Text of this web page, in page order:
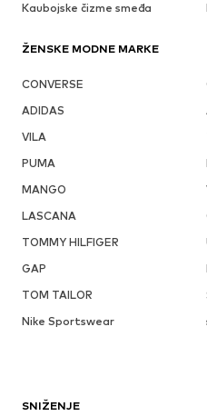
Kaubojske čizme smeđa
ŽENSKE MODNE MARKE
CONVERSE
ADIDAS
VILA
PUMA
MANGO
LASCANA
TOMMY HILFIGER
GAP
TOM TAILOR
Nike Sportswear
SNIŽENJE